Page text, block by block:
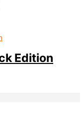
Edition